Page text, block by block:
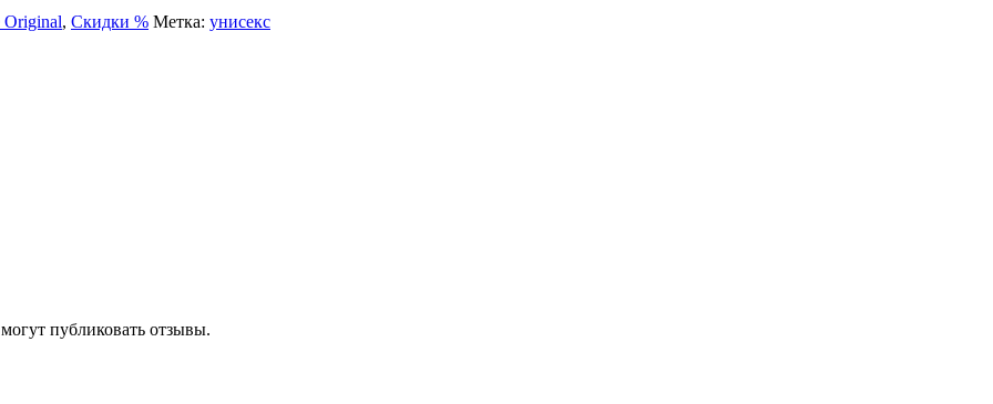
Original, Скидки % Метка: унисекс
публиковать отзывы.